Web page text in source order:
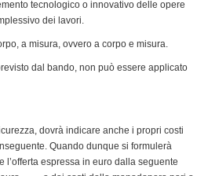
tecnologico o innovativo delle opere
dei lavori.
a misura, ovvero a corpo e misura.
dal bando, non può essere applicato
dovrà indicare anche i propri costi
Quando dunque si formulerà
l’offerta espressa in euro dalla seguente